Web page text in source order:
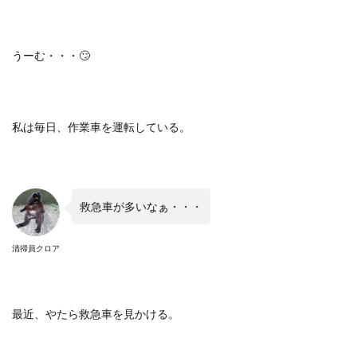
うーむ・・・ 🙄
私は毎日、作業車を運転している。
清掃員クロア
救急車が多いなぁ・・・
最近、やたら救急車を見かける。